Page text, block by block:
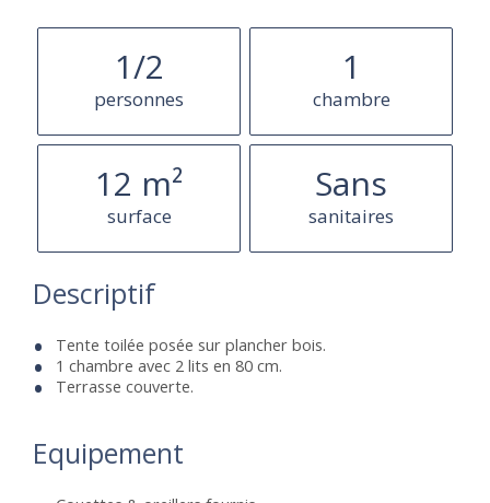
1/2
personnes
1
chambre
12 m²
surface
Sans
sanitaires
Descriptif
Tente toilée posée sur plancher bois.
1 chambre avec 2 lits en 80 cm.
Terrasse couverte.
Equipement